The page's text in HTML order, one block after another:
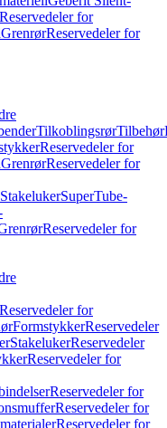
Reservedeler for
GrenrørReservedeler for
TilkoblingsrørTilbehør
Reservedeler for
GrenrørReservedeler for
SuperTube-
Reservedeler for
Reservedeler for
FormstykkerReservedeler
StakelukerReservedeler
Reservedeler for
Reservedeler for
Reservedeler for
Reservedeler for